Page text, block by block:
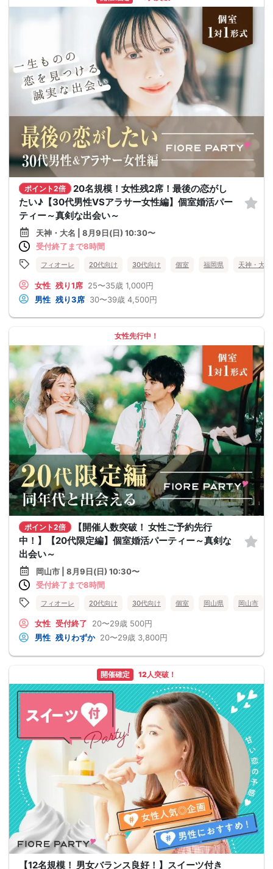
ポイント2倍
20名規模！女性残2席！最後の恋がし
たい♪【30代男性VSアラサー女性編】個室婚活パー
ティー～真剣な出会い～
天神・大名 | 8月9日(日) 10:30〜
受付終了まで8時間
フィオーレ 20代向け 30代向け 個室 福岡県 天神・大名
女性 残り1席 25〜35歳 1,000円
男性 残り3席 30〜39歳 4,500円
女性先行中！
ポイント2倍
【開催人数突破！ 女性ご予約先行
中！】【20代限定編】個室婚活パーティー～真剣な
出会い～
岡山市 | 8月9日(日) 10:30〜
受付終了まで8時間
フィオーレ 20代向け 30代向け 個室 岡山県 岡山市
女性 受付終了 20〜29歳 500円
男性 残りわずか 20〜29歳 3,800円
開催確定 12人突破！
【12名規模！ 男女バランス良好！】スイーツ付き